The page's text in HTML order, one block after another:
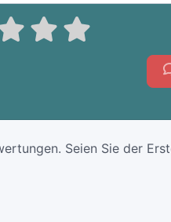
Seien Sie der